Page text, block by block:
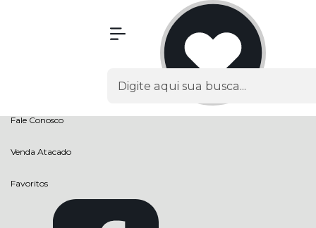
Fale Conosco
Venda Atacado
Favoritos